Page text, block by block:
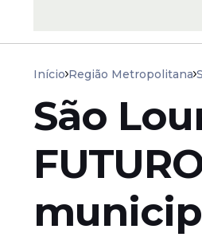
Início Região Metropolitana
São